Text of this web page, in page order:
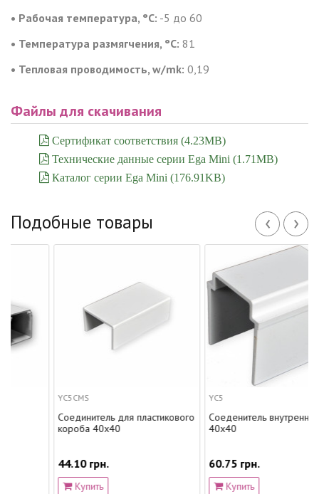
• Рабочая температура, °C: -5 до 60
• Температура размягчения, °C: 81
• Тепловая проводимость, w/mk: 0,19
Файлы для скачивания
Сертификат соответствия (4.23MB)
Технические данные серии Ega Mini (1.71MB)
Каталог серии Ega Mini (176.91KB)
Подобные товары ‹ ›
Соединитель для пластикового
короба 40х40
44.10 грн.
Купить
Соеденитель внутренний
60.75 грн.
Купить